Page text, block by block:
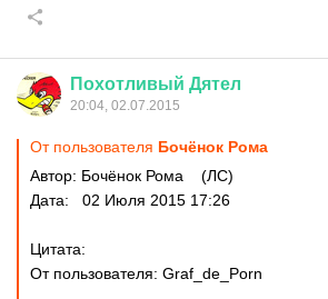
Похотливый Дятел
20:04, 02.07.2015
От пользователя Бочёнок Рома
Автор: Бочёнок Рома (ЛС)
Дата: 02 Июля 2015 17:26
Цитата:
От пользователя: Graf_de_Porn